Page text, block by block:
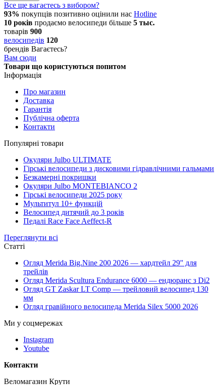
Все ще вагаєтесь з вибором?
93% покупців позитивно оцінили нас Hotline
10 років продаємо велосипеди більше 5 тыс.
товарів 900
велосипедів 120
брендів Вагаєтесь?
Вам сюди
Товари що користуються попитом
Інформація
Про магазин
Доставка
Гарантія
Публічна оферта
Контакти
Популярні товари
Окуляри Julbo ULTIMATE
Гірські велосипеди з дисковими гідравлічними гальмами
Безкамерні покришки
Окуляри Julbo MONTEBIANCO 2
Гірські велосипеди 2025 року
Мультитул 10+ функцій
Велосипед дитячий до 3 років
Педалі Race Face Aeffect-R
Переглянути всі
Статті
Огляд Merida Big.Nine 200 2026 — хардтейл 29" для
трейлів
Огляд Merida Scultura Endurance 6000 — ендюранс з Di2
Огляд GT Zaskar LT Comp — трейловий велосипед 130
мм
Огляд гравійного велосипеда Merida Silex 5000 2026
Ми у соцмережах
Instagram
Youtube
Контакти
Веломагазин Крути